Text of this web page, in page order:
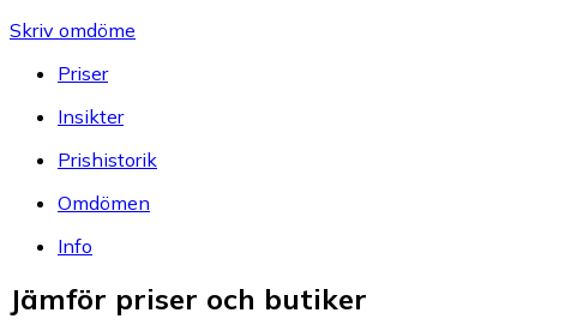
Skriv omdöme
Priser
Insikter
Prishistorik
Omdömen
Info
Jämför priser och butiker